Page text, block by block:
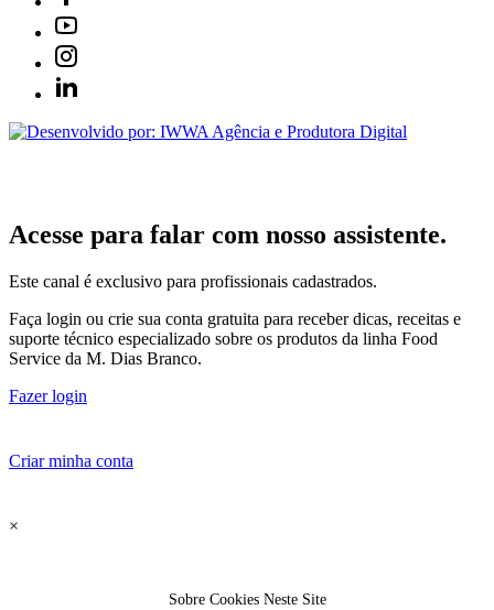
Acesse para falar com nosso assistente.
Este canal é exclusivo para profissionais cadastrados.
Faça login ou crie sua conta gratuita para receber dicas, receitas e
suporte técnico especializado sobre os produtos da linha Food
Service da M. Dias Branco.
Fazer login
Criar minha conta
×
Sobre Cookies Neste Site